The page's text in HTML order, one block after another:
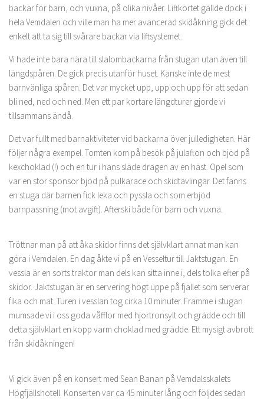
backar för barn, och vuxna, på olika nivåer. Liftkortet gällde dock i
hela Vemdalen och ville man ha mer avancerad skidåkning gick det
enkelt att ta sig till svårare backar via liftsystemet.
Vi hade inte bara nära till slalombackarna från stugan utan även till
längdspåren. De gick precis utanför huset. Kanske inte de mest
barnvänliga spåren. Det var mycket upp, upp och upp för att sedan
bli ned, ned och ned. Men ett par kortare längdturer gjorde vi
tillsammans ändå.
Det var fullt med barnaktiviteter vid backarna över julledigheten. Här
följer några exempel. Tomten kom på besök på julafton och bjöd på
kexchoklad (!) och en tur i hans släde dragen av en häst. Opel som
var en stor sponsor bjöd på pulkarace och skidtävlingar. Det fanns
en stuga där barnen fick leka och pyssla och som erbjöd
barnpassning (mot avgift). Afterski både för barn och vuxna.
Tröttnar man på att åka skidor finns det självklart annat man kan
göra i Vemdalen. En dag åkte vi på en Vesseltur till Jaktstugan. En
vessla är en sorts traktor man dels kan sitta inne i, dels tolka efter på
skidor. Jaktstugan är en servering högt uppe på fjället som serverar
fika och mat. Turen i vesslan tog cirka 10 minuter. Framme i stugan
mumsade vi i oss goda våfflor med hjortronsylt och grädde och till
detta självklart en kopp varm choklad med grädde. Ett mysigt avbrott
från skidåkningen!
Vi gick även på en konsert med Sean Banan på Vemdalsskalets
Högfjällshotell. Konserten var ca 45 minuter lång och följdes sedan